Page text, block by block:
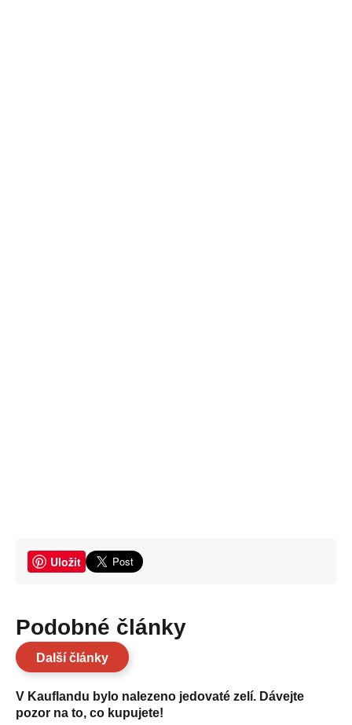
Uložit
Podobné články
Další články
V Kauflandu bylo nalezeno jedovaté zelí. Dávejte
pozor na to, co kupujete!